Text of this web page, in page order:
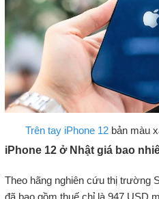
Trên tay iPhone 12bản màu
iPhone 12 ở Nhật giá bao
Theo hãng nghiên cứu thị trường
đã bao gồm thuế chỉ là 947 USD